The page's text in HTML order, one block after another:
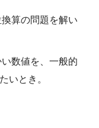
算の問題を解い
数値を、一般的
いとき。